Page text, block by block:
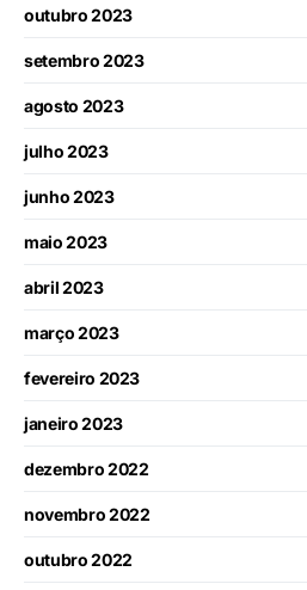
outubro 2023
setembro 2023
agosto 2023
julho 2023
junho 2023
maio 2023
abril 2023
março 2023
fevereiro 2023
janeiro 2023
dezembro 2022
novembro 2022
outubro 2022